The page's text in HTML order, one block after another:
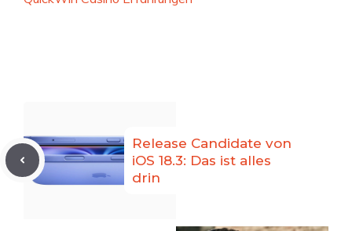
Release Candidate von
iOS 18.3: Das ist alles
drin